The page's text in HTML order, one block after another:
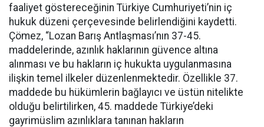
faaliyet göstereceğinin Türkiye Cumhuriyeti’nin iç
hukuk düzeni çerçevesinde belirlendiğini kaydetti.
Çömez, “Lozan Barış Antlaşması’nın 37-45.
maddelerinde, azınlık haklarının güvence altına
alınması ve bu hakların iç hukukta uygulanmasına
ilişkin temel ilkeler düzenlenmektedir. Özellikle 37.
maddede bu hükümlerin bağlayıcı ve üstün nitelikte
olduğu belirtilirken, 45. maddede Türkiye’deki
gayrimüslim azınlıklara tanınan hakların